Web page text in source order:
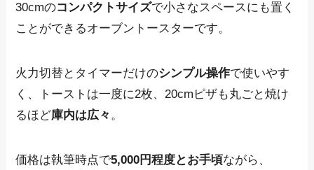
30cmのコンパクトサイズで小さなスペースにも置く
ことができるオーブントースターです。
火力切替とタイマーだけのシンプル操作で使いやす
く、トーストは一度に2枚、20cmピザも丸ごと焼け
るほど庫内は広々 。
価格は執筆時点で5,000円程度とお手頃ながら、